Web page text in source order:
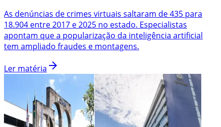
As denúncias de crimes virtuais saltaram de 435 para
18.904 entre 2017 e 2025 no estado. Especialistas
apontam que a popularização da inteligência artificial
tem ampliado fraudes e montagens.
Ler matéria